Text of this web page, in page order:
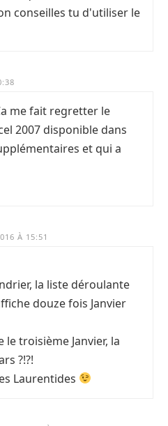
conseilles tu d'utiliser le
me fait regretter le
2007 disponible dans
et qui a
À 15:51
la liste déroulante
douze fois Janvier
le troisième Janvier, la
?!?!
Laurentides